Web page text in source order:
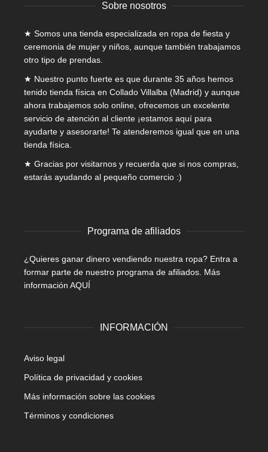
Sobre nosotros
★ Somos una tienda especializada en ropa de fiesta y
ceremonia de mujer y niños, aunque también trabajamos
otro tipo de prendas.
★ Nuestro punto fuerte es que durante 35 años hemos
tenido tienda física en Collado Villalba (Madrid) y aunque
ahora trabajemos solo online, ofrecemos un excelente
servicio de atención al cliente ¡estamos aquí para
ayudarte y asesorarte! Te atenderemos igual que en una
tienda física.
★ Gracias por visitarnos y recuerda que si nos compras,
estarás ayudando al pequeño comercio :)
Programa de afiliados
¿Quieres ganar dinero vendiendo nuestra ropa? Entra a
formar parte de nuestro programa de afiliados. Más
información AQUÍ
INFORMACIÓN
Aviso legal
Política de privacidad y cookies
Más información sobre las cookies
Términos y condiciones